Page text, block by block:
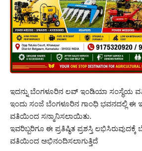
ಇದನ್ನು ಬೆಂಗಳೂರಿನ ಲವ್ ಇಂಡಿಯಾ ಸಂಸ್ಥೆಯ
ಇಂದು ಸಂಜೆ ಬೆಂಗಳೂರಿನ ಗಾಂಧಿ ಭವನದಲ್ಲಿ ಈ
ವತಿಯಿಂದ ಸನ್ಮಾನಿಸಲಾಯಿತು.
ಇವರಿಬ್ಬರಿಗೂ ಈ ಪ್ರತಿಷ್ಠಿತ ಪ್ರಶಸ್ತಿ ಲಭಿಸಿರುವುದಕ್ಕೆ
ವತಿಯಿಂದ ಅಭಿನಂದಿಸಲಾಗುತ್ತಿದೆ